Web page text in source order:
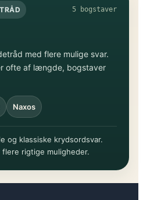
5 bogstaver
med flere mulige svar.
ofte af længde, bogstaver
Naxos
og klassiske krydsordsvar.
rigtige muligheder.